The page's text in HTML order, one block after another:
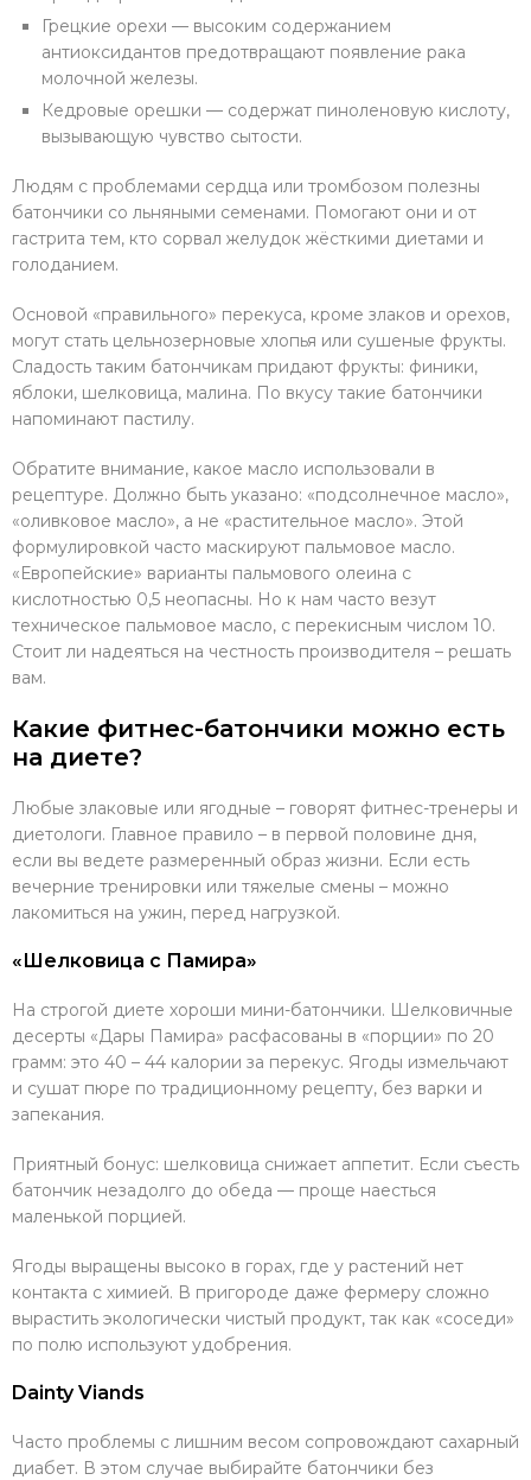
Грецкие орехи — высоким содержанием
антиоксидантов предотвращают появление рака
молочной железы.
Кедровые орешки — содержат пиноленовую кислоту,
вызывающую чувство сытости.
Людям с проблемами сердца или тромбозом полезны
батончики со льняными семенами. Помогают они и от
гастрита тем, кто сорвал желудок жёсткими диетами и
голоданием.
Основой «правильного» перекуса, кроме злаков и орехов,
могут стать цельнозерновые хлопья или сушеные фрукты.
Сладость таким батончикам придают фрукты: финики,
яблоки, шелковица, малина. По вкусу такие батончики
напоминают пастилу.
Обратите внимание, какое масло использовали в
рецептуре. Должно быть указано: «подсолнечное масло»,
«оливковое масло», а не «растительное масло». Этой
формулировкой часто маскируют пальмовое масло.
«Европейские» варианты пальмового олеина с
кислотностью 0,5 неопасны. Но к нам часто везут
техническое пальмовое масло, с перекисным числом 10.
Стоит ли надеяться на честность производителя – решать
вам.
Какие фитнес-батончики можно есть
на диете?
Любые злаковые или ягодные – говорят фитнес-тренеры и
диетологи. Главное правило – в первой половине дня,
если вы ведете размеренный образ жизни. Если есть
вечерние тренировки или тяжелые смены – можно
лакомиться на ужин, перед нагрузкой.
«Шелковица с Памира»
На строгой диете хороши мини-батончики. Шелковичные
десерты «Дары Памира» расфасованы в «порции» по 20
грамм: это 40 – 44 калории за перекус. Ягоды измельчают
и сушат пюре по традиционному рецепту, без варки и
запекания.
Приятный бонус: шелковица снижает аппетит. Если съесть
батончик незадолго до обеда — проще наесться
маленькой порцией.
Ягоды выращены высоко в горах, где у растений нет
контакта с химией. В пригороде даже фермеру сложно
вырастить экологически чистый продукт, так как «соседи»
по полю используют удобрения.
Dainty Viands
Часто проблемы с лишним весом сопровождают сахарный
диабет. В этом случае выбирайте батончики без